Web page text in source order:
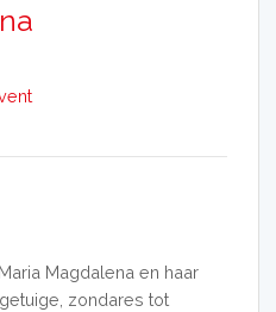
Magdalena en haar
zondares tot